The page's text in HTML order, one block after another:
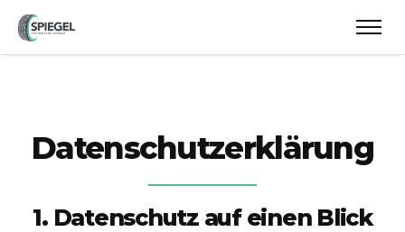
Datenschutzerklärung
1. Datenschutz auf einen Blick